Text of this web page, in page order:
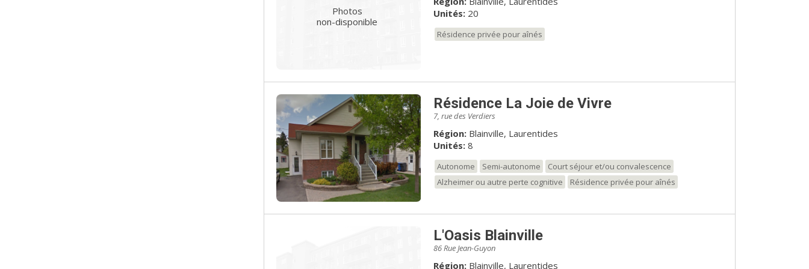
Photos
non-disponible
Unités:20
Résidence privée pour aînés
Résidence La Joie de Vivre
7, rue des Verdiers
Région: Blainville, Laurentides
Unités:8
Autonome Semi-autonome
Court séjour et/ou convalescence
Alzheimer ou autre perte cognitive
Résidence privée pour aînés
L'Oasis Blainville
86 Rue Jean-Guyon
Région: Blainville, Laurentides